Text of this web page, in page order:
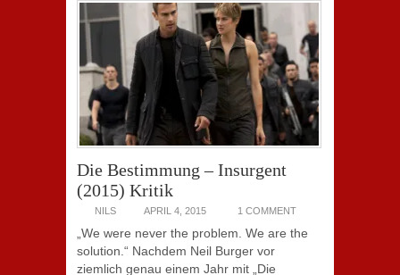
Die Bestimmung – Insurgent
(2015) Kritik
NILS APRIL 4, 2015 1 COMMENT
„We were never the problem. We are the
solution.“ Nachdem Neil Burger vor
ziemlich genau einem Jahr mit „Die